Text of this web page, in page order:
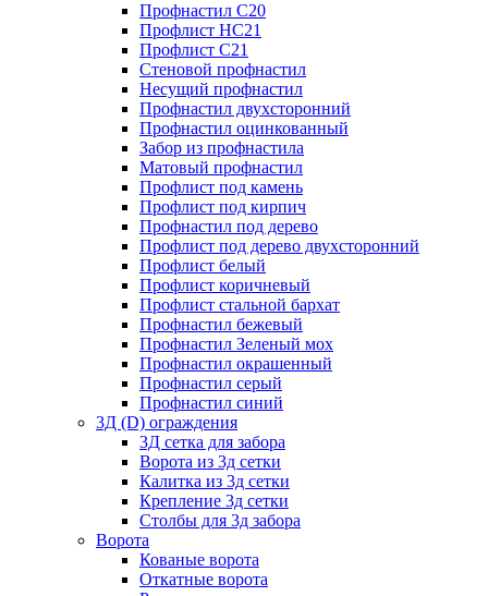
Профнастил С20
Профлист НС21
Профлист С21
Стеновой профнастил
Несущий профнастил
Профнастил двухсторонний
Профнастил оцинкованный
Забор из профнастила
Матовый профнастил
Профлист под камень
Профлист под кирпич
Профнастил под дерево
Профлист под дерево двухсторонний
Профлист белый
Профлист коричневый
Профлист стальной бархат
Профнастил бежевый
Профнастил Зеленый мох
Профнастил окрашенный
Профнастил серый
Профнастил синий
3Д (D) ограждения
3Д сетка для забора
Ворота из 3д сетки
Калитка из 3д сетки
Крепление 3д сетки
Столбы для 3д забора
Ворота
Кованые ворота
Откатные ворота